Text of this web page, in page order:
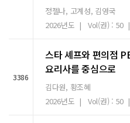
정젤나, 고계성, 김영국
2026년도 | Vol(권) : 50
3386
스타 셰프와 편의점
요리사를 중심으로
김다원, 황조혜
2026년도 | Vol(권) : 50